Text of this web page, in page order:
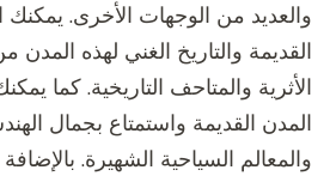
والعديد من الوجهات الأخرى. يمكنك
القديمة والتاريخ الغني لهذه المدن
الأثرية والمتاحف التاريخية. كما
المدن القديمة واستمتاع بجمال
والمعالم السياحية الشهيرة.